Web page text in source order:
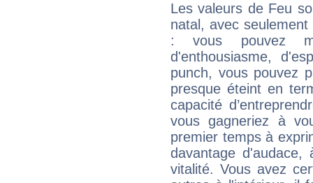
Les valeurs de Feu
natal, avec
: vous pouvez
d'enthousiasme,
punch, vous pouvez
presque éteint en
capacité
vous gagneriez à
premier temps à
davantage
vitalité. Vous avez